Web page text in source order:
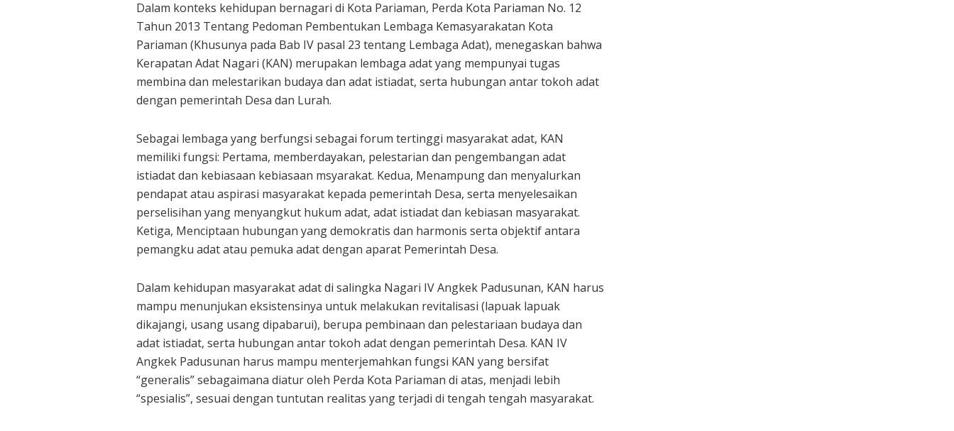
Dalam konteks kehidupan bernagari di Kota Pariaman, Perda Kota Pariaman No. 12
Tahun 2013 Tentang Pedoman Pembentukan Lembaga Kemasyarakatan Kota
Pariaman (Khusunya pada Bab IV pasal 23 tentang Lembaga Adat), menegaskan bahwa
Kerapatan Adat Nagari (KAN) merupakan lembaga adat yang mempunyai tugas
membina dan melestarikan budaya dan adat istiadat, serta hubungan antar tokoh adat
dengan pemerintah Desa dan Lurah.
Sebagai lembaga yang berfungsi sebagai forum tertinggi masyarakat adat, KAN
memiliki fungsi: Pertama, memberdayakan, pelestarian dan pengembangan adat
istiadat dan kebiasaan kebiasaan msyarakat. Kedua, Menampung dan menyalurkan
pendapat atau aspirasi masyarakat kepada pemerintah Desa, serta menyelesaikan
perselisihan yang menyangkut hukum adat, adat istiadat dan kebiasan masyarakat.
Ketiga, Menciptaan hubungan yang demokratis dan harmonis serta objektif antara
pemangku adat atau pemuka adat dengan aparat Pemerintah Desa.
Dalam kehidupan masyarakat adat di salingka Nagari IV Angkek Padusunan, KAN harus
mampu menunjukan eksistensinya untuk melakukan revitalisasi (lapuak lapuak
dikajangi, usang usang dipabarui), berupa pembinaan dan pelestariaan budaya dan
adat istiadat, serta hubungan antar tokoh adat dengan pemerintah Desa. KAN IV
Angkek Padusunan harus mampu menterjemahkan fungsi KAN yang bersifat
“generalis” sebagaimana diatur oleh Perda Kota Pariaman di atas, menjadi lebih
“spesialis”, sesuai dengan tuntutan realitas yang terjadi di tengah tengah masyarakat.